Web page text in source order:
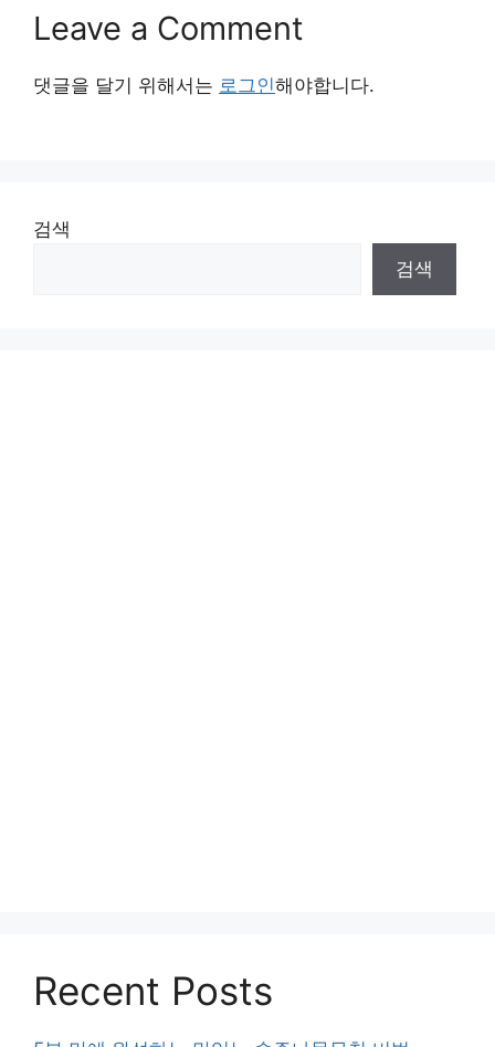
Leave a Comment
댓글을 달기 위해서는 로그인해야합니다.
검색
검색
Recent Posts